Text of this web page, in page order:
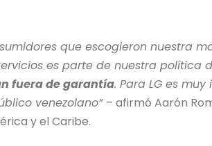
que escogieron nuestra
es parte de nuestra política
fuera de garantía. Para LG es
venezolano” – afirmó Aarón
y el Caribe.